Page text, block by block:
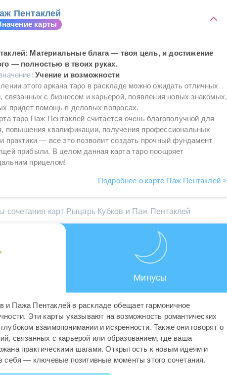
Пентаклей
карты
Материальные блага — твоя цель, и достижение
— полностью в твоих руках.
Учение и возможности
этого аркана таро в раскладе можно ожидать отличных
связанных с бизнесом и карьерой, появления новых знакомых,
придет помощь в деловых вопросах.
таро Паж Пентаклей считается очень благополучной для
повышения квалификации, получения профессиональных
практики — все это позволит создать прочный фундамент
прибыли. В целом данная карта таро поощряет
прицелом!
Подробнее о карте Паж Пентаклей >
сочетания карт Рыцарь Кубков и Паж Пентаклей
Минусы
и Пажа Пентаклей в раскладе обещает гармоничное
Эти карты указывают на возможность романтических
взаимопонимании и искренности. Также они говорят о
связанных с карьерой или образованием, где ваша
практическими шагами. Открытость к новым идеям и
себя — ключевые позитивные моменты этого сочетания.